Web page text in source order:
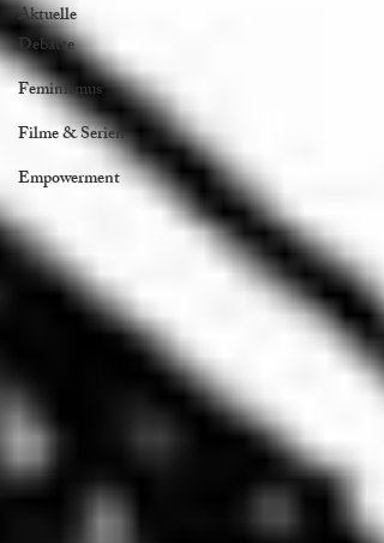
Aktuelle
Debatte
Feminismus
Filme & Serien
Empowerment